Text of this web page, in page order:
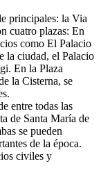
principales: la Via
cuatro plazas: En
como El Palacio
la ciudad, el Palacio
En la Plaza
la Cisterna, se
entre todas las
de Santa María de
se pueden
de la época.
civiles y